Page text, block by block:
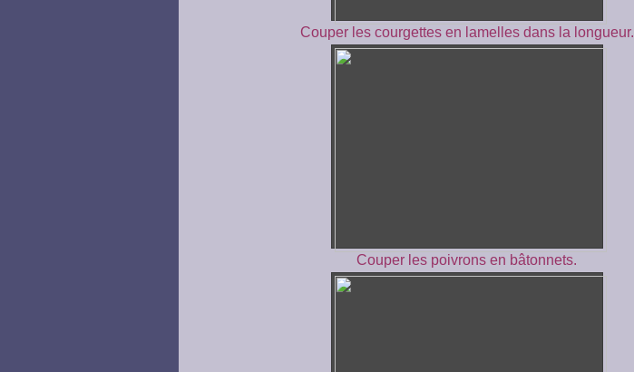
Couper les courgettes en lamelles dans la longueur.
Couper les poivrons en bâtonnets.